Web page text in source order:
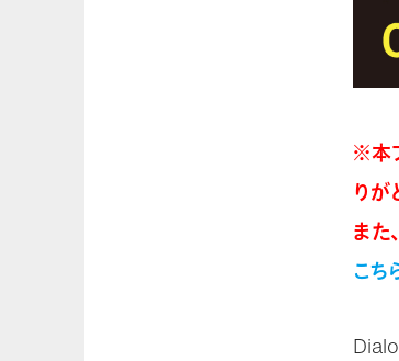
※本
りが
また
こち